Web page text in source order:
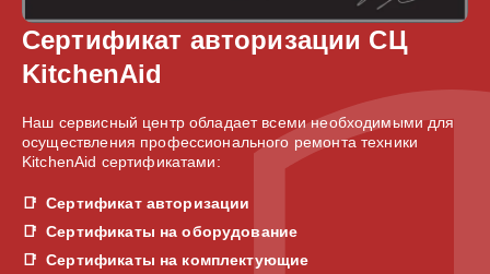
Сертификат авторизации СЦ
KitchenAid
Наш сервисный центр обладает всеми необходимыми для
осуществления профессионального ремонта техники
KitchenAid сертификатами:
Сертификат авторизации
Сертификаты на оборудование
Сертификаты на комплектующие